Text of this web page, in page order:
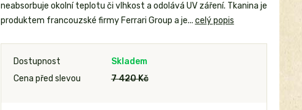
neabsorbuje okolní teplotu či vlhkost a odolává UV záření. Tkanina je
produktem francouzské firmy Ferrari Group a je... celý popis
Dostupnost
Skladem
Cena před slevou
7 420 Kč